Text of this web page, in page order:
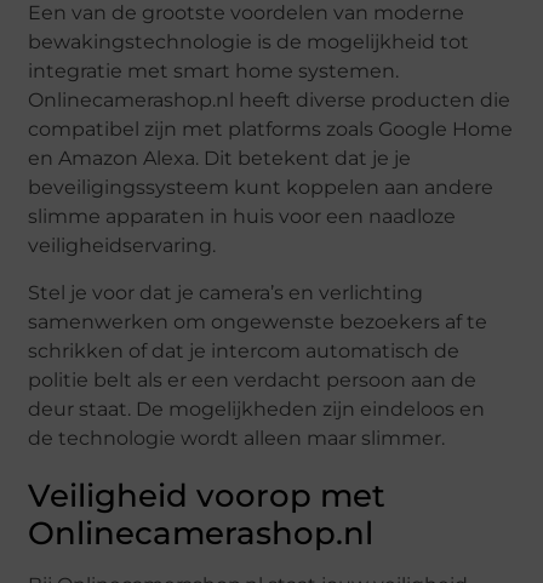
Een van de grootste voordelen van moderne
bewakingstechnologie is de mogelijkheid tot
integratie met smart home systemen.
Onlinecamerashop.nl heeft diverse producten die
compatibel zijn met platforms zoals Google Home
en Amazon Alexa. Dit betekent dat je je
beveiligingssysteem kunt koppelen aan andere
slimme apparaten in huis voor een naadloze
veiligheidservaring.
Stel je voor dat je camera’s en verlichting
samenwerken om ongewenste bezoekers af te
schrikken of dat je intercom automatisch de
politie belt als er een verdacht persoon aan de
deur staat. De mogelijkheden zijn eindeloos en
de technologie wordt alleen maar slimmer.
Veiligheid voorop met
Onlinecamerashop.nl